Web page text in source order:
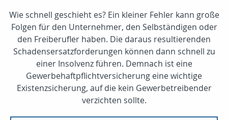
Wie schnell geschieht es? Ein kleiner Fehler kann große
Folgen für den Unternehmer, den Selbständigen oder
den Freiberufler haben. Die daraus resultierenden
Schadensersatzforderungen können dann schnell zu
einer Insolvenz führen. Demnach ist eine
Gewerbehaftpflichtversicherung eine wichtige
Existenzsicherung, auf die kein Gewerbetreibender
verzichten sollte.